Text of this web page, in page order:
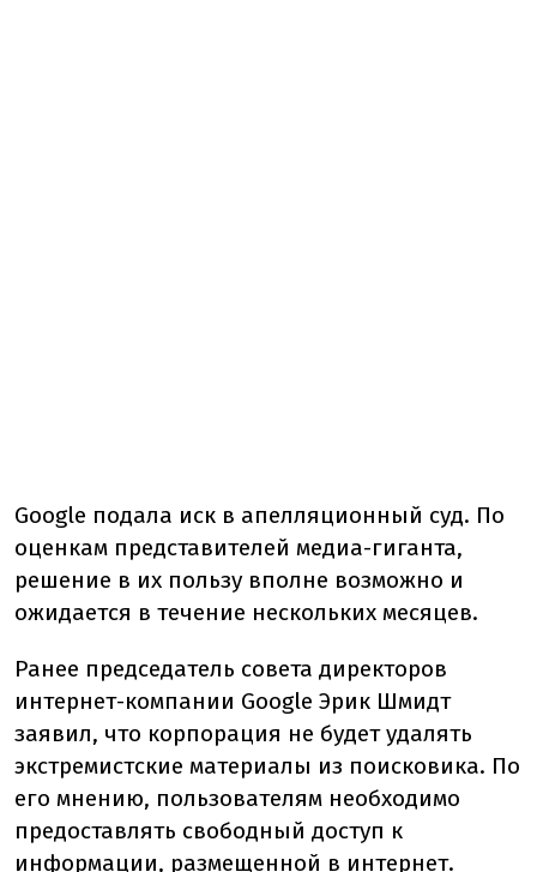
Google подала иск в апелляционный суд. По
оценкам представителей медиа-гиганта,
решение в их пользу вполне возможно и
ожидается в течение нескольких месяцев.
Ранее председатель совета директоров
интернет-компании Google Эрик Шмидт
заявил, что корпорация не будет удалять
экстремистские материалы из поисковика. По
его мнению, пользователям необходимо
предоставлять свободный доступ к
информации, размещенной в интернет.